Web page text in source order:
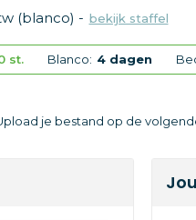
(blanco) - bekijk staffel
st. Blanco: 4 dagen
je bestand op de